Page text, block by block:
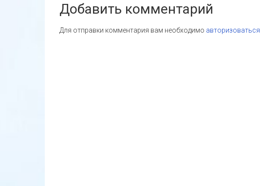
Добавить комментарий
Для отправки комментария вам необходимо авторизоваться